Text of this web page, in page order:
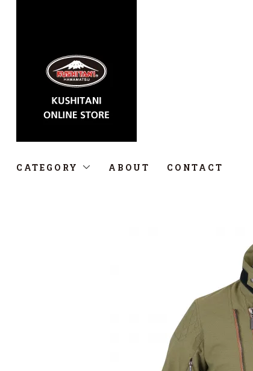
CATEGORY ABOUT CONTACT